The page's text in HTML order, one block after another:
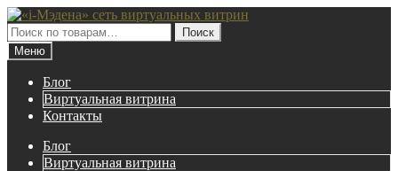
Перейти
к
навигации
Перейти
к
содержимому
Искать:
Поиск
Меню
Блог
Виртуальная витрина
Контакты
Блог
Виртуальная витрина